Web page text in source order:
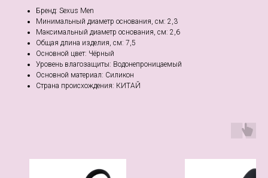
Бренд: Sexus Men
Минимальный диаметр основания, см: 2,3
Максимальный диаметр основания, см: 2,6
Общая длина изделия, см: 7,5
Основной цвет: Чёрный
Уровень влагозащиты: Водонепроницаемый
Основной материал: Силикон
Страна происхождения: КИТАЙ